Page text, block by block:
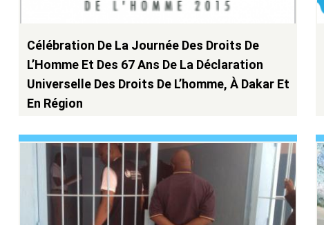
Célébration De La Journée Des Droits De
L’Homme Et Des 67 Ans De La Déclaration
Universelle Des Droits De L’homme, À Dakar Et
En Région